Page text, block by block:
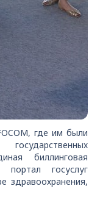
где им были
биллинговая
госуслуг
здравоохранения,